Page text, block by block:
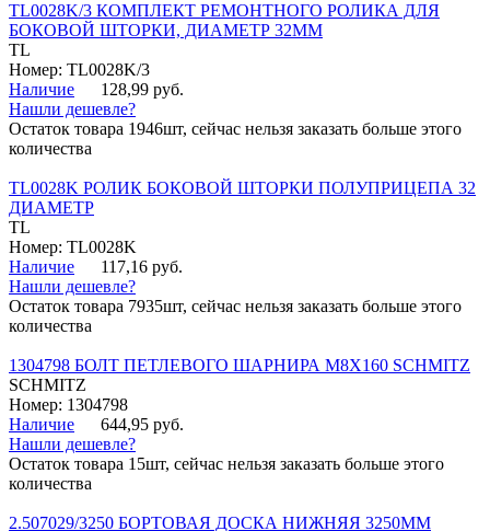
TL0028K/3 КОМПЛЕКТ РЕМОНТНОГО РОЛИКА ДЛЯ
БОКОВОЙ ШТОРКИ, ДИАМЕТР 32ММ
TL
Номер: TL0028K/3
Наличие
128,99 руб.
Нашли дешевле?
Остаток товара 1946шт, сейчас нельзя заказать больше этого
количества
TL0028K РОЛИК БОКОВОЙ ШТОРКИ ПОЛУПРИЦЕПА 32
ДИАМЕТР
TL
Номер: TL0028K
Наличие
117,16 руб.
Нашли дешевле?
Остаток товара 7935шт, сейчас нельзя заказать больше этого
количества
1304798 БОЛТ ПЕТЛЕВОГО ШАРНИРА М8Х160 SCHMITZ
SCHMITZ
Номер: 1304798
Наличие
644,95 руб.
Нашли дешевле?
Остаток товара 15шт, сейчас нельзя заказать больше этого
количества
2.507029/3250 БОРТОВАЯ ДОСКА НИЖНЯЯ 3250ММ